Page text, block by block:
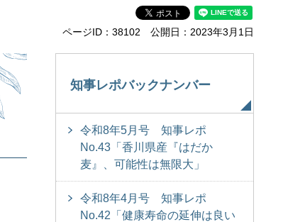
ページID：38102 公開日：2023年3月1日
知事レポバックナンバー
令和8年5月号 知事レポ
No.43「香川県産『はだか
麦』、可能性は無限大」
令和8年4月号 知事レポ
No.42「健康寿命の延伸は良い